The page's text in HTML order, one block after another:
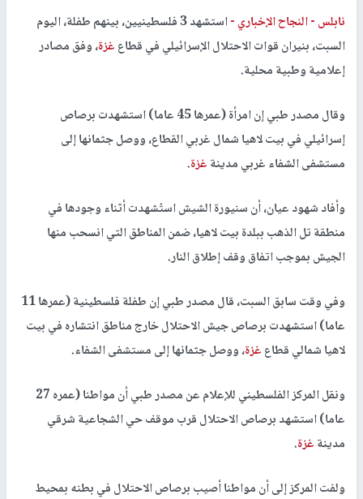
نابلس -النجاح الإخباري -
استشهد 3 فلسطينيين، بينهم طفلة، اليوم
السبت، بنيران قوات الاحتلال الإسرائيلي في قطاعغزة، وفق مصادر
إعلامية وطبية محلية.
وقال مصدر طبي إن امرأة (عمرها 45 عاما) استشهدت برصاص
إسرائيلي في بيت لاهيا شمال غربي القطاع، ووصل جثمانها إلى
مستشفى الشفاء غربي مدينةغزة.
وأفاد شهود عيان، أن سنيورة الشيش استُشهدت أثناء وجودها في
منطقة تل الذهب ببلدة بيت لاهيا، ضمن المناطق التي انسحب منها
الجيش بموجب اتفاق وقف إطلاق النار.
وفي وقت سابق السبت، قال مصدر طبي إن طفلة فلسطينية (عمرها 11
عاما) استشهدت برصاص جيش الاحتلال خارج مناطق انتشاره في بيت
لاهيا شمالي قطاعغزة، ووصل جثمانها إلى مستشفى الشفاء.
ونقل المركز الفلسطيني للإعلام عن مصدر طبي أن مواطنا (عمره 27
عاما) استشهد برصاص الاحتلال قرب موقف حي الشجاعية شرقي
مدينةغزة.
ولفت المركز إلى أن مواطنا أصيب برصاص الاحتلال في بطنه بمحيط